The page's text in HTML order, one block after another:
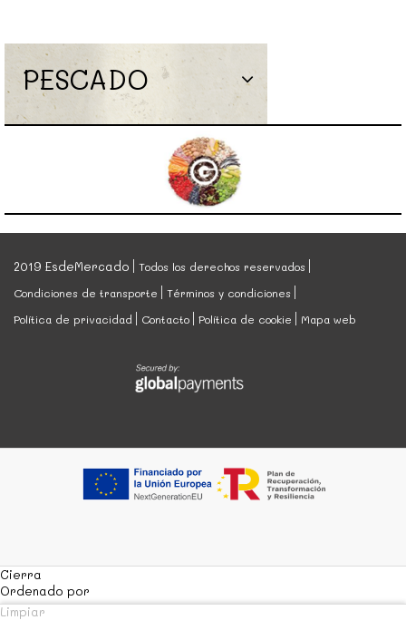
PESCADO
2019 EsdeMercado
Todos los derechos reservados
Condiciones de transporte
Términos y condiciones
Política de privacidad
Contacto Política de cookie Mapa web
Cierra
Ordenado por
Limpiar